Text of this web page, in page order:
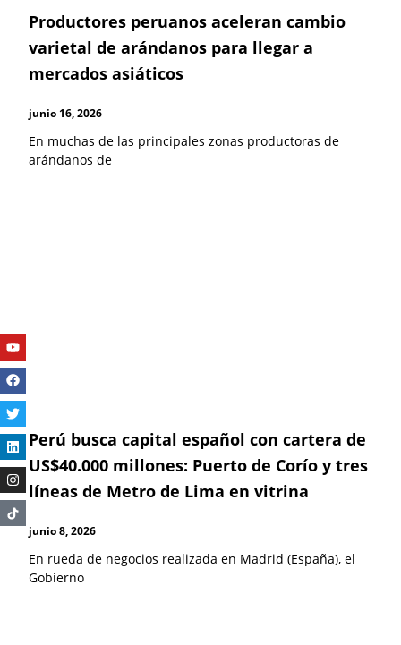
Productores peruanos aceleran cambio
varietal de arándanos para llegar a
mercados asiáticos
junio 16, 2026
En muchas de las principales zonas productoras de
arándanos de
Perú busca capital español con cartera de
US$40.000 millones: Puerto de Corío y tres
líneas de Metro de Lima en vitrina
junio 8, 2026
En rueda de negocios realizada en Madrid (España), el
Gobierno
Youtube
Facebook
Twitter
Linkedin
Instagram